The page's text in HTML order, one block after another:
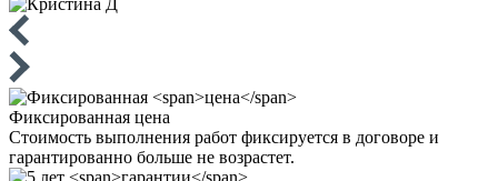
Фиксированная цена
Стоимость выполнения работ фиксируется в договоре и
гарантированно больше не возрастет.